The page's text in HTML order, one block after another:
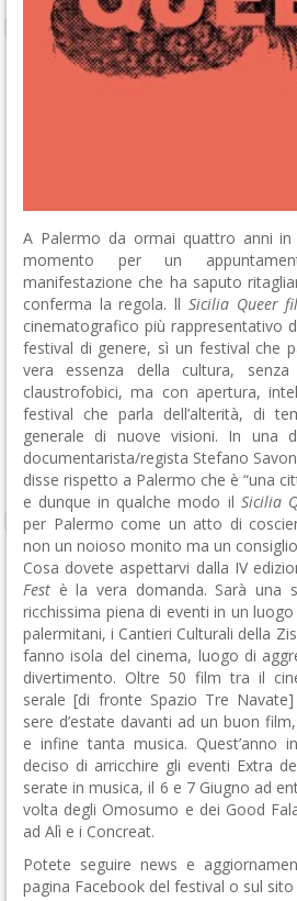
A Palermo da ormai quattro anni
momento per un
manifestazione che ha saputo
conferma la regola. ll Sicilia Queer
cinematografico più rappresentativo
festival di genere, sì un festival che
vera essenza della cultura,
claustrofobici, ma con apertura,
festival che parla dell’alterità, di
generale di nuove visioni. In una
documentarista/regista Stefano
disse rispetto a Palermo che è “una
e dunque in qualche modo il Sicilia
per Palermo come un atto di
non un noioso monito ma un
Cosa dovete aspettarvi dalla IV
Fest è la vera domanda. Sarà una
ricchissima piena di eventi in un
palermitani, i Cantieri Culturali della
fanno isola del cinema, luogo di
divertimento. Oltre 50 film tra il
serale [di fronte Spazio Tre
sere d’estate davanti ad un buon
e infine tanta musica. Quest’anno
deciso di arricchire gli eventi Extra
serate in musica, il 6 e 7 Giugno ad
volta degli Omosumo e dei Good
ad Alì e i Concreat.
Potete seguire news e
pagina Facebook del festival o sul